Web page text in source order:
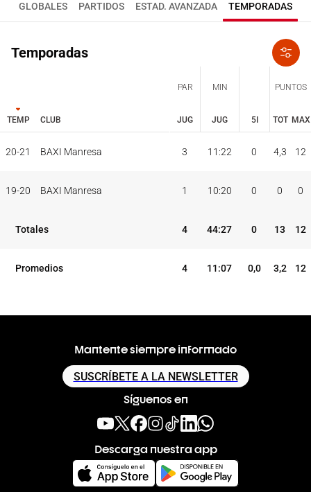
GLOBALES PARTIDOS ESTAD. AVANZADA TEMPORADAS
Temporadas
TEMP CLUB
PAR MIN
5I
PUNTOS
JUG JUG TOT MAX
TEMP CLUB
PAR MIN
5I
PUNTOS
20-21 BAXI Manresa 3 11:22 0 4,3 12
19-20 BAXI Manresa 1 10:20 0 0 0
Totales 4 44:27 0 13 12
Promedios 4 11:07 0,0 3,2 12
Mantente siempre informado
SUSCRÍBETE A LA NEWSLETTER
Síguenos en
Descarga nuestra app